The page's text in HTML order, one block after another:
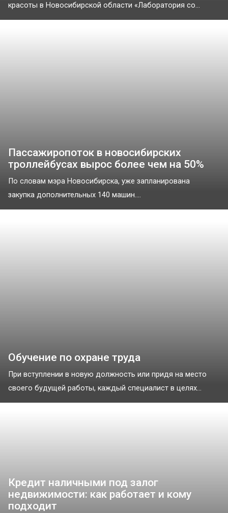
красоты в Новосибирской области «Лаборатория со...
Пассажиропоток в новосибирских
троллейбусах вырос более чем на 50%
По словам мэра Новосибирска, уже запланирована
закупка дополнительных 140 машин....
Обучение по охране труда
При вступлении в новую должность или придя на место
своего будущей работы, каждый специалист в целях...
Кредит наличными под залог
недвижимости: как работает и кому
подходит